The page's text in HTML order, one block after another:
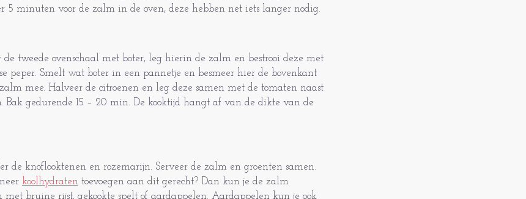
5 minuten voor de zalm in de oven, deze hebben net iets langer nodig.
de tweede ovenschaal met boter, leg hierin de zalm en bestrooi deze met
peper. Smelt wat boter in een pannetje en besmeer hier de bovenkant
mee. Halveer de citroenen en leg deze samen met de tomaten naast
Bak gedurende 15 – 20 min. De kooktijd hangt af van de dikte van de
de knoflooktenen en rozemarijn. Serveer de zalm en groenten samen.
koolhydraten toevoegen aan dit gerecht? Dan kun je de zalm
met bruine rijst, gekookte spelt of aardappelen. Aardappelen kun je ook